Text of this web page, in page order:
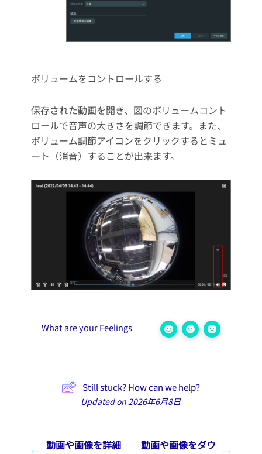
ボリュームをコントロールする
保存された動画を開き、図のボリュームコント
ロールで音声の大きさを調節できます。また、
ボリューム調節アイコンをクリックするとミュ
ート（消音）することが出来ます。
What are your Feelings
Still stuck? How can we help?
Updated on 2026年6月8日
動画や画像を詳細
動画や画像をダウ